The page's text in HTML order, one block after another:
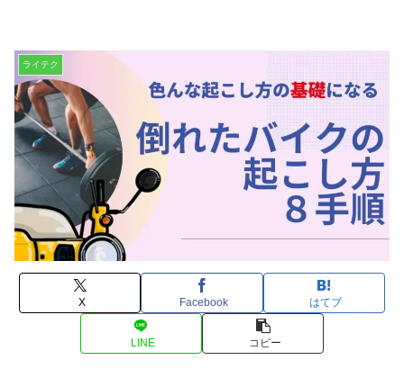
ライテク
X Facebook はてブ
LINE コピー